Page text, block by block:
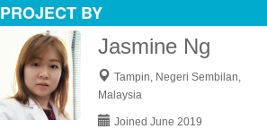
PROJECT BY
Jasmine Ng
Tampin, Negeri Sembilan,
Malaysia
Joined June 2019